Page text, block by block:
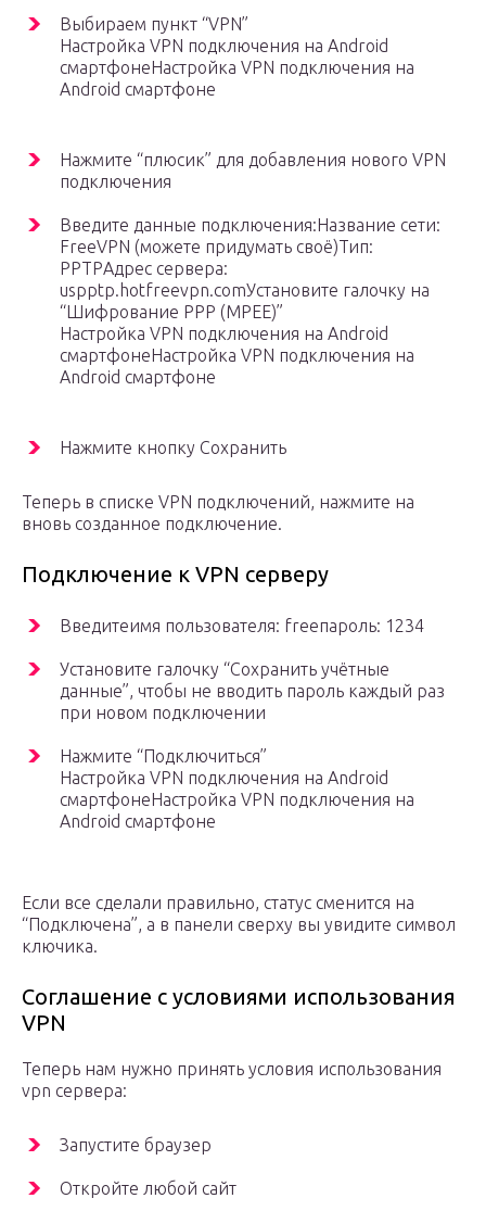
Выбираем пункт “VPN”
Настройка VPN подключения на Android
смартфонеНастройка VPN подключения на
Android смартфоне
Нажмите “плюсик” для добавления нового VPN
подключения
Введите данные подключения:Название сети:
FreeVPN (можете придумать своё)Тип:
PPTPАдрес сервера:
uspptp.hotfreevpn.comУстановите галочку на
“Шифрование PPP (MPEE)”
Настройка VPN подключения на Android
смартфонеНастройка VPN подключения на
Android смартфоне
Нажмите кнопку Сохранить
Теперь в списке VPN подключений, нажмите на
вновь созданное подключение.
Подключение к VPN серверу
Введитеимя пользователя: freeпароль: 1234
Установите галочку “Сохранить учётные
данные”, чтобы не вводить пароль каждый раз
при новом подключении
Нажмите “Подключиться”
Настройка VPN подключения на Android
смартфонеНастройка VPN подключения на
Android смартфоне
Если все сделали правильно, статус сменится на
“Подключена”, а в панели сверху вы увидите символ
ключика.
Соглашение с условиями использования
VPN
Теперь нам нужно принять условия использования
vpn сервера:
Запустите браузер
Откройте любой сайт